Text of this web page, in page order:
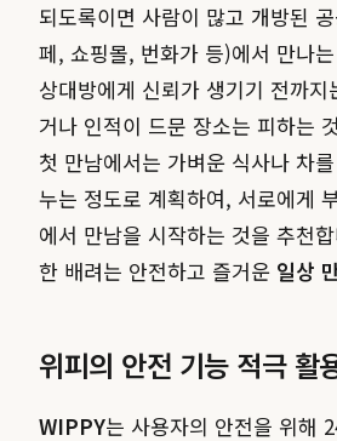
되도록이면 사람이 많고 개방된
페, 쇼핑몰, 번화가 등)에서 만나
상대방에게 신뢰가 생기기 전까
거나 인적이 드문 장소는 피하는
첫 만남에서는 가벼운 식사나 차
누는 정도로 계획하여, 서로에게
에서 만남을 시작하는 것을 추천
한 배려는 안전하고 즐거운 일상
위피의 안전 기능 적극 활
WIPPY는 사용자의 안전을 위해